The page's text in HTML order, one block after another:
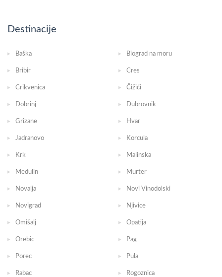
Destinacije
Baška Biograd na moru
Bribir Cres
Crikvenica Čižići
Dobrinj Dubrovnik
Grizane Hvar
Jadranovo Korcula
Krk Malinska
Medulin Murter
Novalja Novi Vinodolski
Novigrad Njivice
Omišalj Opatija
Orebic Pag
Porec Pula
Rabac Rogoznica